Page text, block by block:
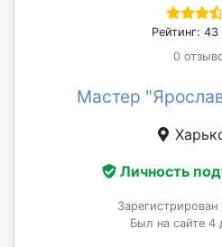
Рейтинг: 43
0
Мастер
Личность
Зарегистрирован
Был на сайте 4